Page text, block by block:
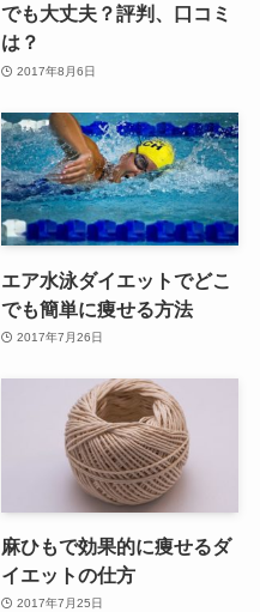
でも大丈夫？評判、口コミ
は？
2017年8月6日
エア水泳ダイエットでどこ
でも簡単に痩せる方法
2017年7月26日
麻ひもで効果的に痩せるダ
イエットの仕方
2017年7月25日